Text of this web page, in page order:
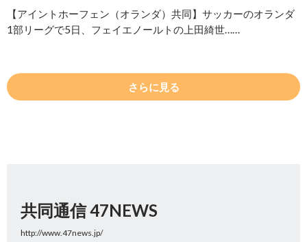
【アイントホーフェン（オランダ）共同】サッカーのオランダ
1部リーグで5日、フェイエノールトの上田綺世……
さらに見る
共同通信 47NEWS
http://www.47news.jp/